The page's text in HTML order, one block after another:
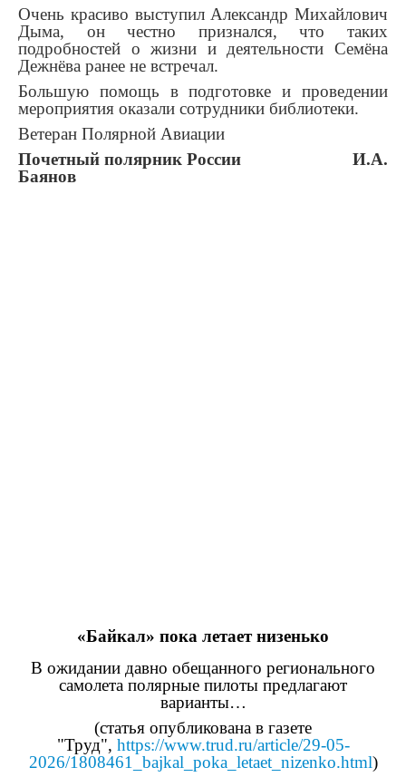
Очень красиво выступил Александр Михайлович
Дыма, он честно признался, что таких
подробностей о жизни и деятельности Семёна
Дежнёва ранее не встречал.
Большую помощь в подготовке и проведении
мероприятия оказали сотрудники библиотеки.
Ветеран Полярной Авиации
Почетный полярник России И.А.
Баянов
«Байкал» пока летает низенько
В ожидании давно обещанного регионального
самолета полярные пилоты предлагают
варианты…
(статья опубликована в газете
"Труд", https://www.trud.ru/article/29-05-
2026/1808461_bajkal_poka_letaet_nizenko.html)